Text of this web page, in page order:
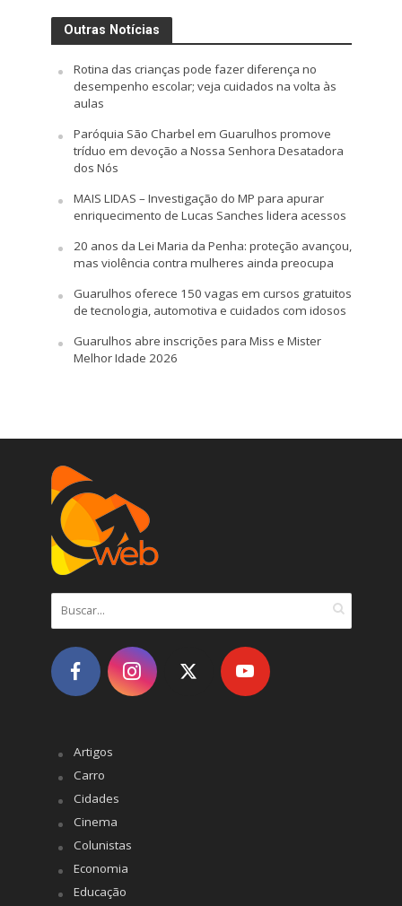
Outras Notícias
Rotina das crianças pode fazer diferença no
desempenho escolar; veja cuidados na volta às
aulas
Paróquia São Charbel em Guarulhos promove
tríduo em devoção a Nossa Senhora Desatadora
dos Nós
MAIS LIDAS – Investigação do MP para apurar
enriquecimento de Lucas Sanches lidera acessos
20 anos da Lei Maria da Penha: proteção avançou,
mas violência contra mulheres ainda preocupa
Guarulhos oferece 150 vagas em cursos gratuitos
de tecnologia, automotiva e cuidados com idosos
Guarulhos abre inscrições para Miss e Mister
Melhor Idade 2026
Artigos
Carro
Cidades
Cinema
Colunistas
Economia
Educação